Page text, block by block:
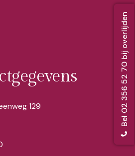
Bel 02 356 52 70 bij overlijden
129